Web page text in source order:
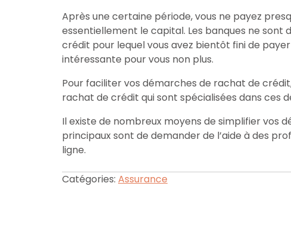
Après une certaine période, vous ne payez
essentiellement le capital. Les banques ne sont
crédit pour lequel vous avez bientôt fini de
intéressante pour vous non plus.
Pour faciliter vos démarches de rachat de
rachat de crédit qui sont spécialisées dans ces
Il existe de nombreux moyens de simplifier vos
principaux sont de demander de l’aide à des
ligne.
Catégories: Assurance